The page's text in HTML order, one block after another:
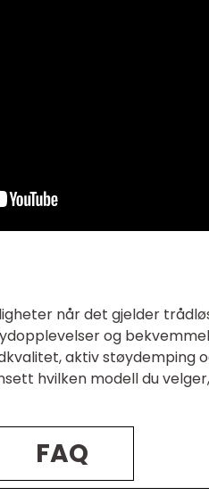
når det gjelder
og
aktiv støydemping
hvilken modell du
FAQ